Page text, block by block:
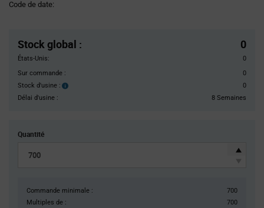
Code de date:
Stock global : 0
États-Unis:
0
Sur commande :
0
Stock d'usine :
Stock
0
Délai d'usine :
8 Semaines
Quantité
Commande minimale :
700
Multiples de :
700